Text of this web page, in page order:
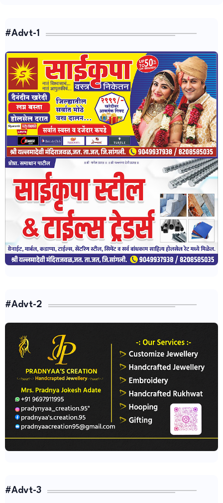
#Advt-1
#Advt-2
#Advt-3